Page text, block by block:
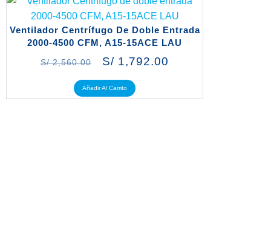
Ventilador Centrífugo De Doble Entrada
2000-4500 CFM, A15-15ACE LAU
S/2,560.00 S/1,792.00
Añadir Al Carrito